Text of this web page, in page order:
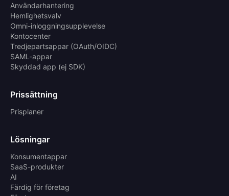
Användarhantering
Hemlighetsvalv
Omni-inloggningsupplevelse
Kontocenter
Tredjepartsappar (OAuth/OIDC)
SAML-appar
Skyddad app (ej SDK)
Prissättning
Prisplaner
Lösningar
Konsumentappar
SaaS-produkter
AI
Färdig för företag